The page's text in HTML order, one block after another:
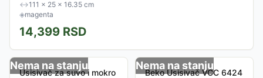
↔111 × 25 × 16.35 cm
◈magenta
14,399 RSD
Nema na stanju
Usisivač za suvo i mokro
Nema na stanju
Beko Usisivač VCC 6424